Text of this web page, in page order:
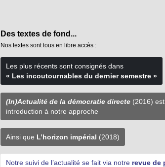
Des textes de fond...
Nos textes sont tous en libre accès :
Les plus récents sont consignés dans
« Les incoutournables du dernier semestre »
(In)Actualité de la démocratie directe (2016)
introduction à notre approche
Ainsi que L’horizon impérial (2018)
Notre suivi de l’actualité se fait via notre revue de